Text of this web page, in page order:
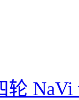
轮 NaVi